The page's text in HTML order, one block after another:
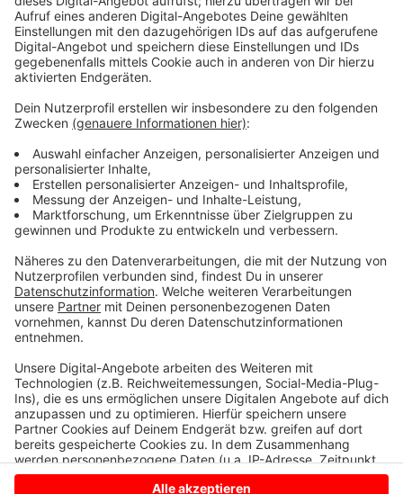
1,80 bräuchte der Bauer pro Schale, damit er klar
kommt, die Märkte wollen ihm gut 1 Euro geben. Also
richtet der Bauer sein Feld lieber für Mais her, um so
zumindest noch ein bisschen von dem verlorenen Geld
wieder reinholen zu können. Hier bei uns im Kreis
Borken bekommt er dafür Verständnis und zwar unter
anderem von Daniel Geesink aus Vreden. Auch er baut
Erdbeeren an und sagt, dass das Pflücken, Kühlen und
Transportieren nun Mal nicht zum Nulltarif geht. Die
aktuelle Situation müsse auf jeden Fall in die
Anbauplanung fürs kommende Jahr mit einbezogen
werden.
Anzeige
Anzeige